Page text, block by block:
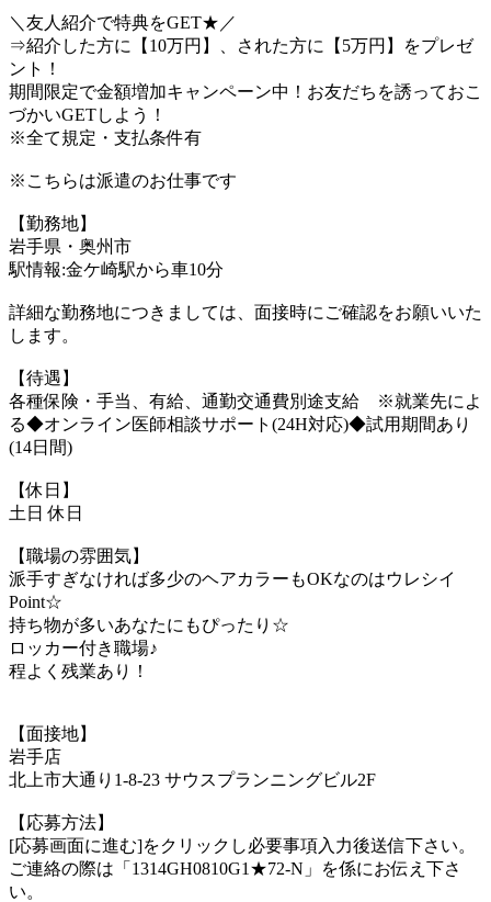
＼友人紹介で特典をGET★／
⇒紹介した方に【10万円】、された方に【5万円】をプレゼ
ント！
期間限定で金額増加キャンペーン中！お友だちを誘っておこ
づかいGETしよう！
※全て規定・支払条件有
※こちらは派遣のお仕事です
【勤務地】
岩手県・奥州市
駅情報:金ケ崎駅から車10分
詳細な勤務地につきましては、面接時にご確認をお願いいた
します。
【待遇】
各種保険・手当、有給、通勤交通費別途支給 ※就業先によ
る◆オンライン医師相談サポート(24H対応)◆試用期間あり
(14日間)
【休日】
土日 休日
【職場の雰囲気】
派手すぎなければ多少のヘアカラーもOKなのはウレシイ
Point☆
持ち物が多いあなたにもぴったり☆
ロッカー付き職場♪
程よく残業あり！
【面接地】
岩手店
北上市大通り1-8-23 サウスプランニングビル2F
【応募方法】
[応募画面に進む]をクリックし必要事項入力後送信下さい。
ご連絡の際は「1314GH0810G1★72-N」を係にお伝え下さ
い。